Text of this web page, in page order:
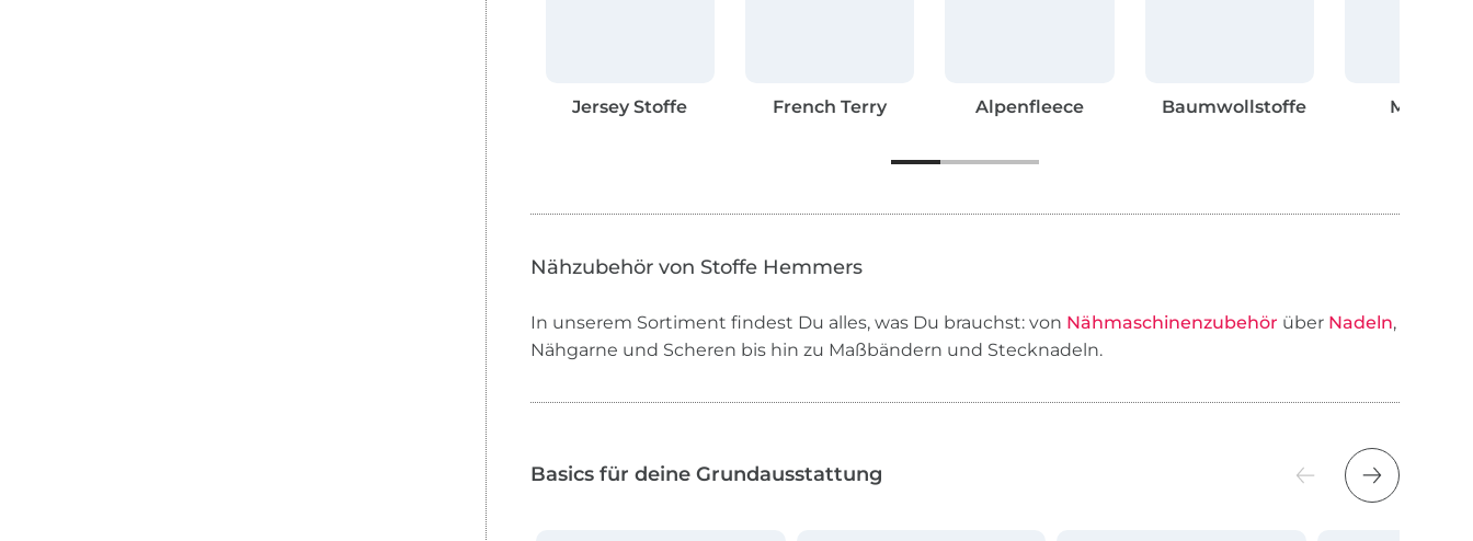
Jersey Stoffe French Terry Alpenfleece Baumwollstoffe Musselin
Nähzubehör von Stoffe Hemmers
In unserem Sortiment findest Du alles, was Du brauchst: von Nähmaschinenzubehör über Nadeln,
Nähgarne und Scheren bis hin zu Maßbändern und Stecknadeln.
Basics für deine Grundausstattung